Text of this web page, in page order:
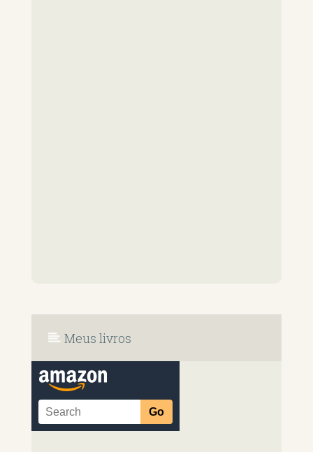
Meus livros